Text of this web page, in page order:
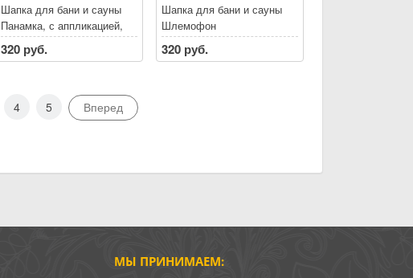
Шапка для бани и сауны
Панамка, с аппликацией,
серая
320 руб.
Шапка для бани и сауны
Шлемофон
320 руб.
4 5 Вперед
МЫ ПРИНИМАЕМ: